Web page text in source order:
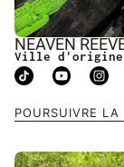
NEAVEN
Ville
POURSUIVRE LA